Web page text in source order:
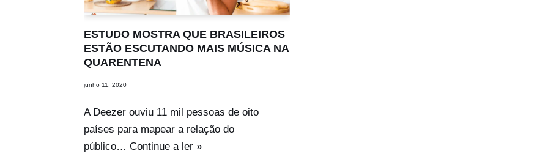
ESTUDO MOSTRA QUE BRASILEIROS
ESTÃO ESCUTANDO MAIS MÚSICA NA
QUARENTENA
junho 11, 2020
A Deezer ouviu 11 mil pessoas de oito
países para mapear a relação do
público…Continue a ler »